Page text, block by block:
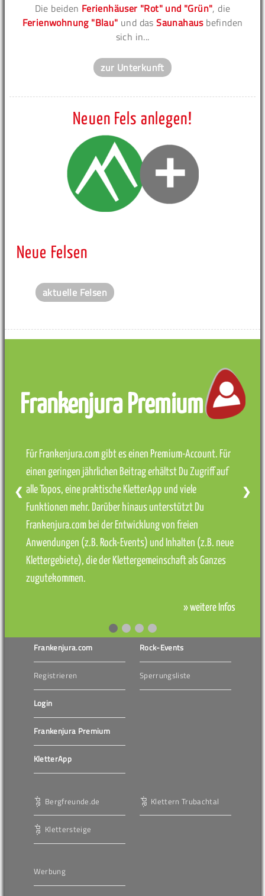
Die beiden Ferienhäuser "Rot" und "Grün", die
Ferienwohnung "Blau" und dasSaunahausbefinden
sich in...
zur Unterkunft
Neuen Fels anlegen!
Neue Felsen
aktuelle Felsen
Frankenjura Premium
Für Frankenjura.com gibt es einen Premium-Account. Für
einen geringen jährlichen Beitrag erhältst Du Zugriff auf
alle Topos, eine praktische KletterApp und viele
Funktionen mehr. Darüber hinaus unterstützt Du
Frankenjura.com bei der Entwicklung von freien
Anwendungen (z.B. Rock-Events) und Inhalten (z.B. neue
Klettergebiete), die der Klettergemeinschaft als Ganzes
zugutekommen.
» weitere Infos
❮ ❯
Frankenjura.com
Registrieren
Login
Frankenjura Premium
KletterApp
Rock-Events
Sperrungsliste
Bergfreunde.de
Klettersteige
Klettern Trubachtal
Werbung